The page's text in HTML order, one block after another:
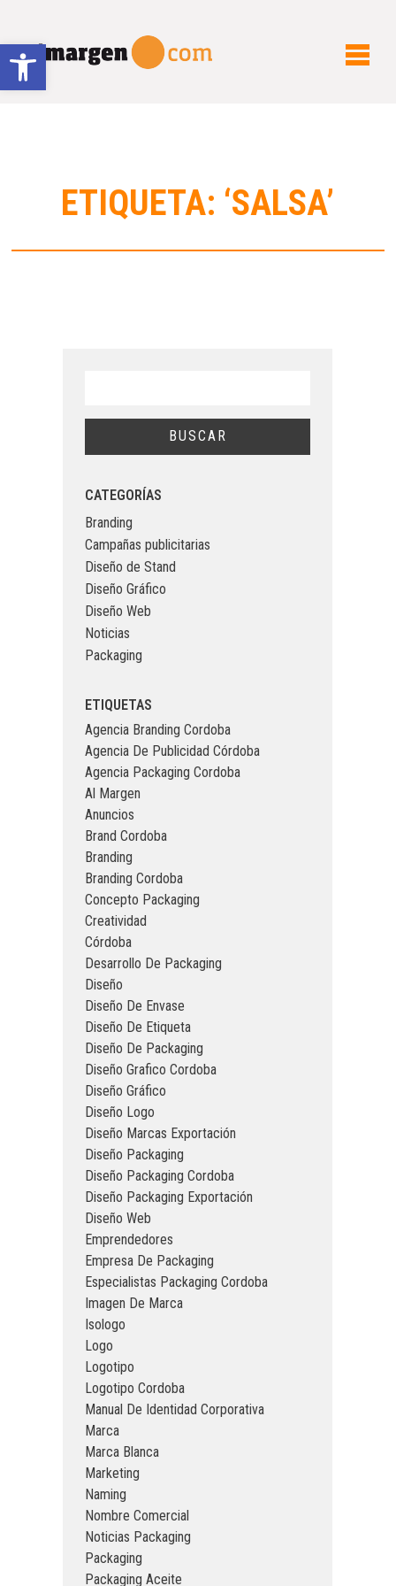
Abrir barra de herramientas
ETIQUETA: ‘SALSA’
CATEGORÍAS
Branding
Campañas publicitarias
Diseño de Stand
Diseño Gráfico
Diseño Web
Noticias
Packaging
ETIQUETAS
Agencia Branding Cordoba
Agencia De Publicidad Córdoba
Agencia Packaging Cordoba
Al Margen
Anuncios
Brand Cordoba
Branding
Branding Cordoba
Concepto Packaging
Creatividad
Córdoba
Desarrollo De Packaging
Diseño
Diseño De Envase
Diseño De Etiqueta
Diseño De Packaging
Diseño Grafico Cordoba
Diseño Gráfico
Diseño Logo
Diseño Marcas Exportación
Diseño Packaging
Diseño Packaging Cordoba
Diseño Packaging Exportación
Diseño Web
Emprendedores
Empresa De Packaging
Especialistas Packaging Cordoba
Imagen De Marca
Isologo
Logo
Logotipo
Logotipo Cordoba
Manual De Identidad Corporativa
Marca
Marca Blanca
Marketing
Naming
Nombre Comercial
Noticias Packaging
Packaging
Packaging Aceite